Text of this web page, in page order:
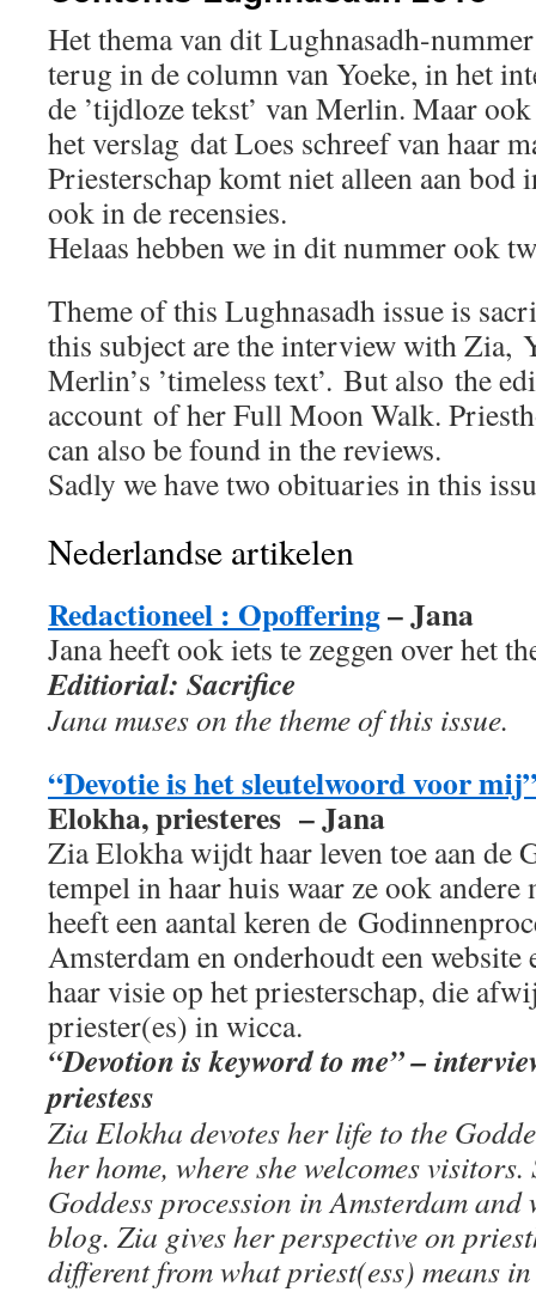
Het thema van dit Lughnasadh-
terug in de column van Yoeke, in het
de ’tijdloze tekst’ van Merlin. Maar
het verslag dat Loes schreef van haar
Priesterschap komt niet alleen aan bod
ook in de recensies.
Helaas hebben we in dit nummer ook
Theme of this Lughnasadh issue is
this subject are the interview with Zia,
Merlin’s ’timeless text’. But also the
account of her Full Moon Walk.
can also be found in the reviews.
Sadly we have two obituaries in this
Nederlandse artikelen
Redactioneel : Opoffering– Jana
Jana heeft ook iets te zeggen over het
Editiorial: Sacrifice
Jana muses on the theme of this issue.
“Devotie is het sleutelwoord voor
Elokha, priesteres – Jana
Zia Elokha wijdt haar leven toe aan de
tempel in haar huis waar ze ook andere
heeft een aantal keren de
Amsterdam en onderhoudt een website
haar visie op het priesterschap, die
priester(es) in wicca.
“Devotion is keyword to me” –
priestess
Zia Elokha devotes her life to the
her home, where she welcomes visitors.
Goddess procession in Amsterdam
blog. Zia gives her perspective on
different from what priest(ess) means